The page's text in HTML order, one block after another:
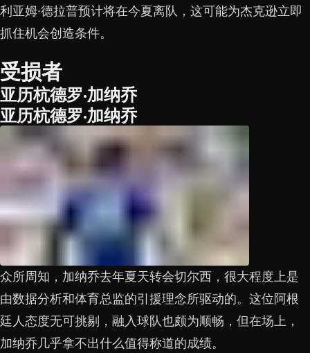
利亚姆·德拉普预计将在今夏离队，这可能为杰克逊立即
抓住机会创造条件。
受损者
亚历杭德罗·加纳乔
亚历杭德罗·加纳乔
众所周知，加纳乔去年夏天转会切尔西，很大程度上是
由数据分析和体育总监的引援理念所驱动的。这位阿根
廷人态度无可挑剔，融入球队也颇为顺畅，但在场上，
加纳乔几乎拿不出什么值得称道的成绩。